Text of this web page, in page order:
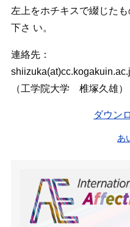
左上をホチキスで綴じた
下さ い。
連絡先：
（工学院大学 椎塚久雄）
ダウン
あ